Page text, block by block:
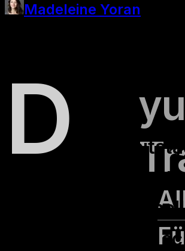
Madeleine Yoran
D
er
E-Mails
vorbereiten,
bearbeiten – und